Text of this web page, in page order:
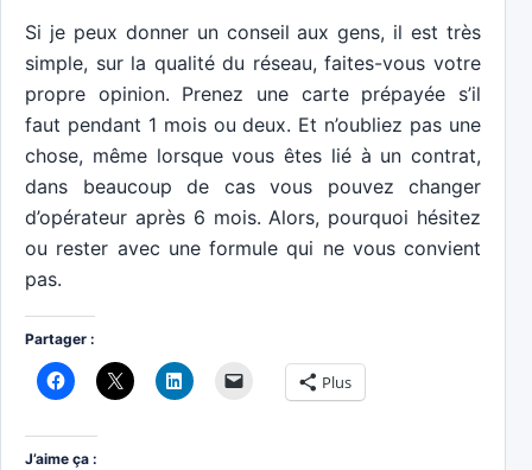
Si je peux donner un conseil aux gens, il est très
simple, sur la qualité du réseau, faites-vous votre
propre opinion. Prenez une carte prépayée s’il
faut pendant 1 mois ou deux. Et n’oubliez pas une
chose, même lorsque vous êtes lié à un contrat,
dans beaucoup de cas vous pouvez changer
d’opérateur après 6 mois. Alors, pourquoi hésitez
ou rester avec une formule qui ne vous convient
pas.
Partager :
Plus
J’aime ça :